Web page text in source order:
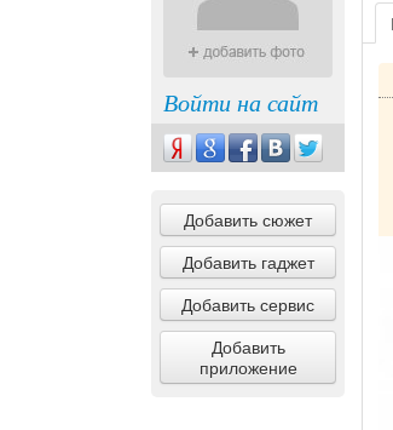
Войти на сайт
Добавить сюжет
Добавить гаджет
Добавить сервис
Добавить
приложение